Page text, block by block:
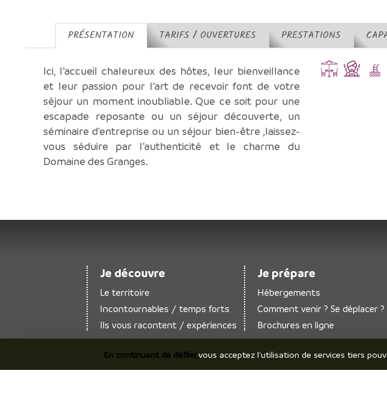
PRÉSENTATION TARIFS / OUVERTURES PRESTATIONS
Ici, l’accueil chaleureux des hôtes, leur bienveillance
et leur passion pour l’art de recevoir font de votre
séjour un moment inoubliable. Que ce soit pour une
escapade reposante ou un séjour découverte, un
séminaire d'entreprise ou un séjour bien-être ,laissez-
vous séduire par l’authenticité et le charme du
Domaine des Granges.
Je découvre
Le territoire
Incontournables / temps forts
Ils vous racontent / expériences
Je prépare
Hébergements
Comment venir ? Se déplacer ?
Brochures en ligne
En continuant de défiler,vous acceptez l'utilisation de services tiers